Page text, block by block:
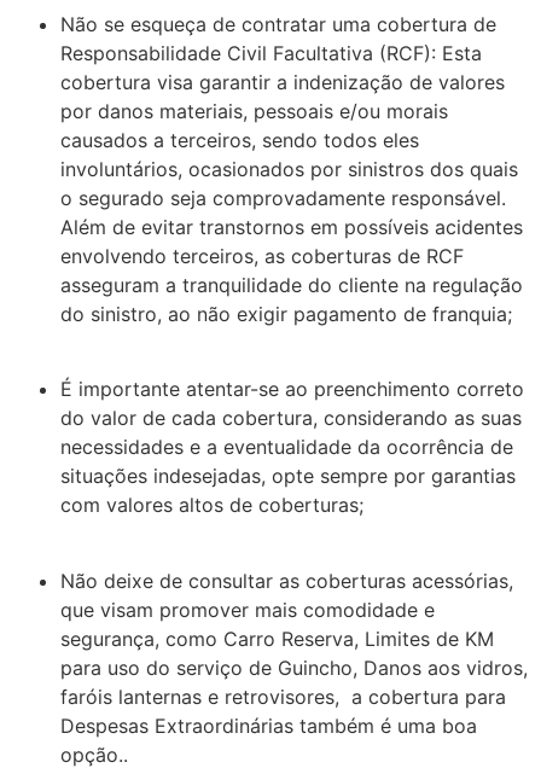
Não se esqueça de contratar uma cobertura de
Responsabilidade Civil Facultativa (RCF): Esta
cobertura visa garantir a indenização de valores
por danos materiais, pessoais e/ou morais
causados a terceiros, sendo todos eles
involuntários, ocasionados por sinistros dos quais
o segurado seja comprovadamente responsável.
Além de evitar transtornos em possíveis acidentes
envolvendo terceiros, as coberturas de RCF
asseguram a tranquilidade do cliente na regulação
do sinistro, ao não exigir pagamento de franquia;
É importante atentar-se ao preenchimento correto
do valor de cada cobertura, considerando as suas
necessidades e a eventualidade da ocorrência de
situações indesejadas, opte sempre por garantias
com valores altos de coberturas;
Não deixe de consultar as coberturas acessórias,
que visam promover mais comodidade e
segurança, como Carro Reserva, Limites de KM
para uso do serviço de Guincho, Danos aos vidros,
faróis lanternas e retrovisores, a cobertura para
Despesas Extraordinárias também é uma boa
opção..